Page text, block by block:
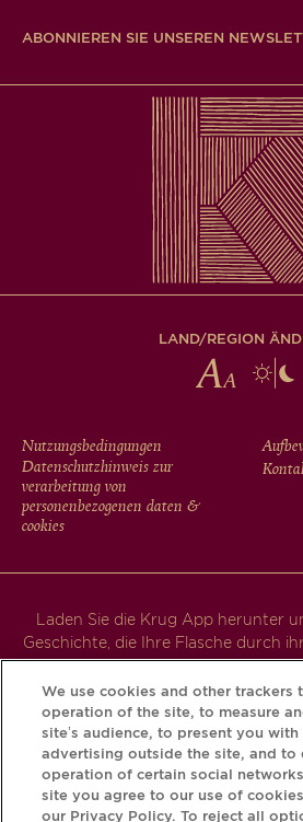
ABONNIEREN SIE UNSEREN
LAND/REGION
FOOTER
MENU
Nutzungsbedingungen
Datenschutzhinweis zur
verarbeitung von
personenbezogenen daten &
cookies
Laden Sie die Krug App herunter
Geschichte, die Ihre Flasche durch
hat.
We use cookies and other trackers
operation of the site, to measure
site’s audience, to present you
advertising outside the site, and to
operation of certain social
site you agree to our use of
our Privacy Policy. To reject all